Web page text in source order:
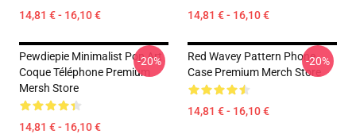
14,81 € - 16,10 € 14,81 € - 16,10 €
Pewdiepie Minimalist Pop Art
Coque Téléphone Premium
Mersh Store
14,81 € - 16,10 €
-20%
Red Wavey Pattern Phone
Case Premium Merch Store
14,81 € - 16,10 €
-20%